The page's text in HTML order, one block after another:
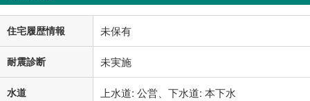
住宅履歴情報 未保有
耐震診断 未実施
水道 上水道: 公営、下水道: 本下水